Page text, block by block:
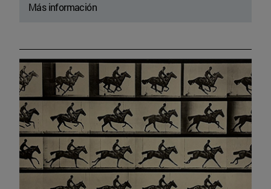
Más información